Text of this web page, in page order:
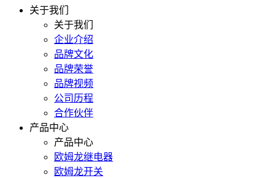
关于我们
关于我们
企业介绍
品牌文化
品牌荣誉
品牌视频
公司历程
合作伙伴
产品中心
产品中心
欧姆龙继电器
欧姆龙开关